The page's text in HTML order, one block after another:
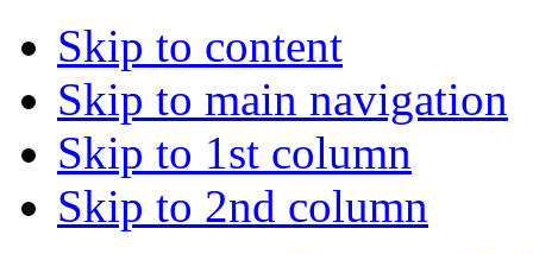
Skip to content
Skip to main navigation
Skip to 1st column
Skip to 2nd column